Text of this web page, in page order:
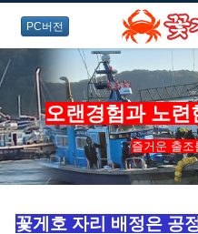
PC버전
오랜경험과 노
즐거운 출조
꽃게호 자리 배정은 공